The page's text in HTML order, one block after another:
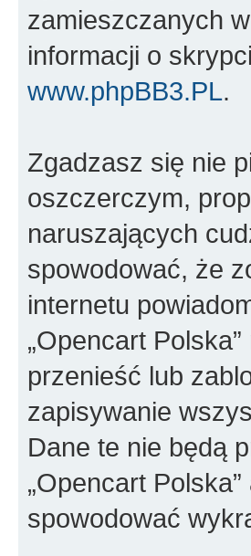
zamieszczanych
informacji o
www.phpBB3.PL.
Zgadzasz się nie
oszczerczym,
naruszających
spowodować, że
internetu
„Opencart
przenieść lub
zapisywanie
Dane te nie będą
„Opencart
spowodować